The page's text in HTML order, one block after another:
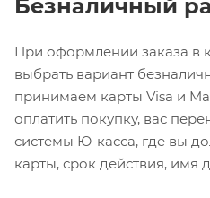
Безналичный
При оформлении заказа в
выбрать вариант
принимаем карты Visa и
оплатить покупку, вас
системы Ю-касса, где вы
карты, срок действия, имя